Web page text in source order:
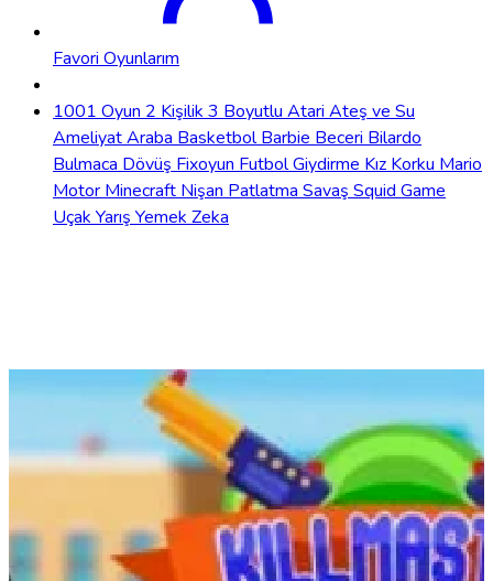
Favori Oyunlarım
1001 Oyun 2 Kişilik 3 Boyutlu Atari Ateş ve Su
AmeliyatAraba BasketbolBarbie Beceri Bilardo
Bulmaca Dövüş Fixoyun FutbolGiydirme Kız Korku Mario
Motor Minecraft Nişan Patlatma Savaş Squid Game
Uçak Yarış Yemek Zeka